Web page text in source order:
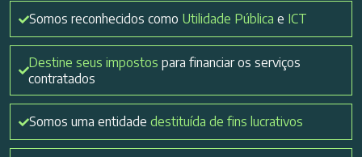
Somos reconhecidos como Utilidade Pública e ICT
Destine seus impostos para financiar os serviços
contratados
Somos uma entidade destituída de fins lucrativos